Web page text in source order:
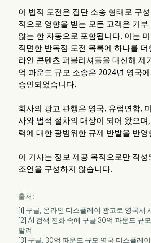
이 법적 도전은 집단 소송 형태로 구
적으로 영향을 받는 모든 고객은 거부
않는 한 자동으로 포함됩니다. 이는
직면한 반독점 도전 목록에 하나를
라인 콘텐츠 퍼블리셔들을 대신해 제
억 파운드 규모 소송은 2024년 영국
승인되었습니다.
회사의 광고 관행은 영국, 유럽연합,
사와 법적 절차의 대상이 되어 왔으며
력에 대한 광범위한 규제 반발을 반영
이 기사는 정보 제공 목적으로만 작
조언을 구성하지 않습니다.
출처:
[1] 구글, 온라인 디스플레이 광고로 영국서
[2] AI 검색 진화 속에 구글 30억 파운드 규
말려
[3] 구글, 30억 파운드 규모 영국 디스플레